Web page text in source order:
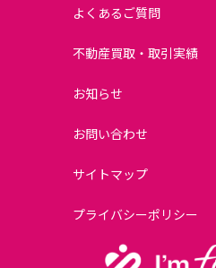
よくあるご質問
不動産買取・取引実績
お知らせ
お問い合わせ
サイトマップ
プライバシーポリシー